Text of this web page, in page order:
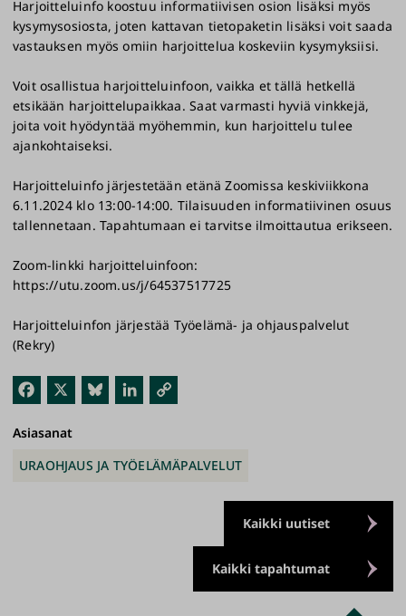
Fac
Blu
Link
ki
Harjoitteluinfo koostuu informatiivisen osion lisäksi myös
kysymysosiosta, joten kattavan tietopaketin lisäksi voit saada
vastauksen myös omiin harjoittelua koskeviin kysymyksiisi.
Voit osallistua harjoitteluinfoon, vaikka et tällä hetkellä
etsikään harjoittelupaikkaa. Saat varmasti hyviä vinkkejä,
joita voit hyödyntää myöhemmin, kun harjoittelu tulee
ajankohtaiseksi.
Harjoitteluinfo järjestetään etänä Zoomissa keskiviikkona
6.11.2024 klo 13:00-14:00. Tilaisuuden informatiivinen osuus
tallennetaan. Tapahtumaan ei tarvitse ilmoittautua erikseen.
Zoom-linkki harjoitteluinfoon:
https://utu.zoom.us/j/64537517725
Harjoitteluinfon järjestää Työelämä- ja ohjauspalvelut
(Rekry)
Asiasanat
URAOHJAUS JA TYÖELÄMÄPALVELUT
Kaikki uutiset
Kaikki tapahtumat